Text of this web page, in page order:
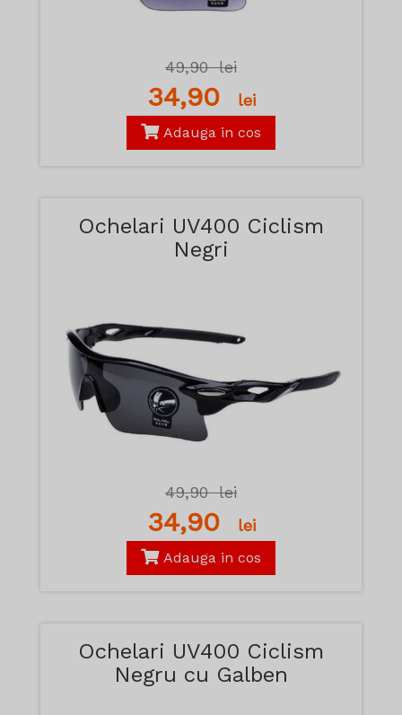
49,90lei
34,90 lei
Adauga in cos
Ochelari UV400 Ciclism
Negri
49,90lei
34,90 lei
Adauga in cos
Ochelari UV400 Ciclism
Negru cu Galben